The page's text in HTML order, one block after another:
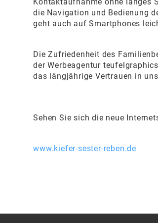
die Navigation und Bedienung
geht auch auf Smartphones
Die Zufriedenheit des
der Werbeagentur
das längjährige Vertrauen in
Sehen Sie sich die neue
www.kiefer-sester-reben.de